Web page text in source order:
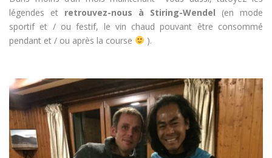
légendes et retrouvez-nous à Stiring-Wendel (en mode
sportif et / ou festif, le vin chaud pouvant être consommé
pendant et / ou après la course
).